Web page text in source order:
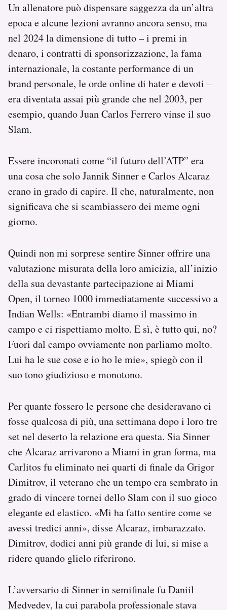
Un allenatore può dispensare saggezza da un’altra
epoca e alcune lezioni avranno ancora senso, ma
nel 2024 la dimensione di tutto – i premi in
denaro, i contratti di sponsorizzazione, la fama
internazionale, la costante performance di un
brand personale, le orde online di hater e devoti –
era diventata assai più grande che nel 2003, per
esempio, quando Juan Carlos Ferrero vinse il suo
Slam.
Essere incoronati come “il futuro dell’ATP” era
una cosa che solo Jannik Sinner e Carlos Alcaraz
erano in grado di capire. Il che, naturalmente, non
significava che si scambiassero dei meme ogni
giorno.
Quindi non mi sorprese sentire Sinner offrire una
valutazione misurata della loro amicizia, all’inizio
della sua devastante partecipazione ai Miami
Open, il torneo 1000 immediatamente successivo a
Indian Wells: «Entrambi diamo il massimo in
campo e ci rispettiamo molto. E sì, è tutto qui, no?
Fuori dal campo ovviamente non parliamo molto.
Lui ha le sue cose e io ho le mie», spiegò con il
suo tono giudizioso e monotono.
Per quante fossero le persone che desideravano ci
fosse qualcosa di più, una settimana dopo i loro tre
set nel deserto la relazione era questa. Sia Sinner
che Alcaraz arrivarono a Miami in gran forma, ma
Carlitos fu eliminato nei quarti di finale da Grigor
Dimitrov, il veterano che un tempo era sembrato in
grado di vincere tornei dello Slam con il suo gioco
elegante ed elastico. «Mi ha fatto sentire come se
avessi tredici anni», disse Alcaraz, imbarazzato.
Dimitrov, dodici anni più grande di lui, si mise a
ridere quando glielo riferirono.
L’avversario di Sinner in semifinale fu Daniil
Medvedev, la cui parabola professionale stava